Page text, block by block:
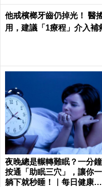
他戒檳榔牙齒仍掉光！ 醫
用，建議「1療程」介入補
夜晚總是輾轉難眠？一分鐘
按通「助眠三穴」，讓你一
躺下就秒睡！｜每日健康He